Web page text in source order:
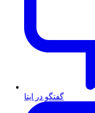
گفتگو در ایتا